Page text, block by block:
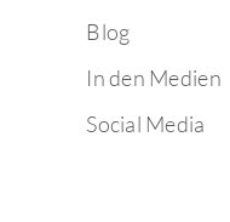
Blog
In den Medien
Social Media